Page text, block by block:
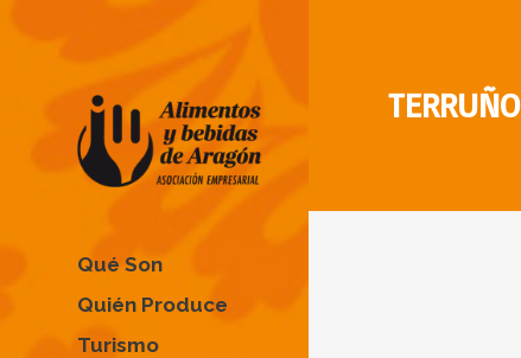
Qué Son
Quién Produce
Turismo
TERRUÑO